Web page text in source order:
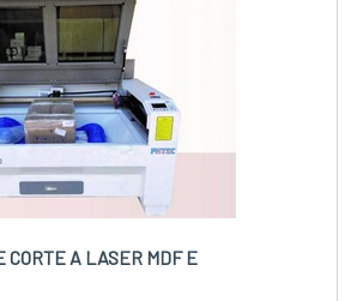
em pro...
CORTE A LASER MDF E